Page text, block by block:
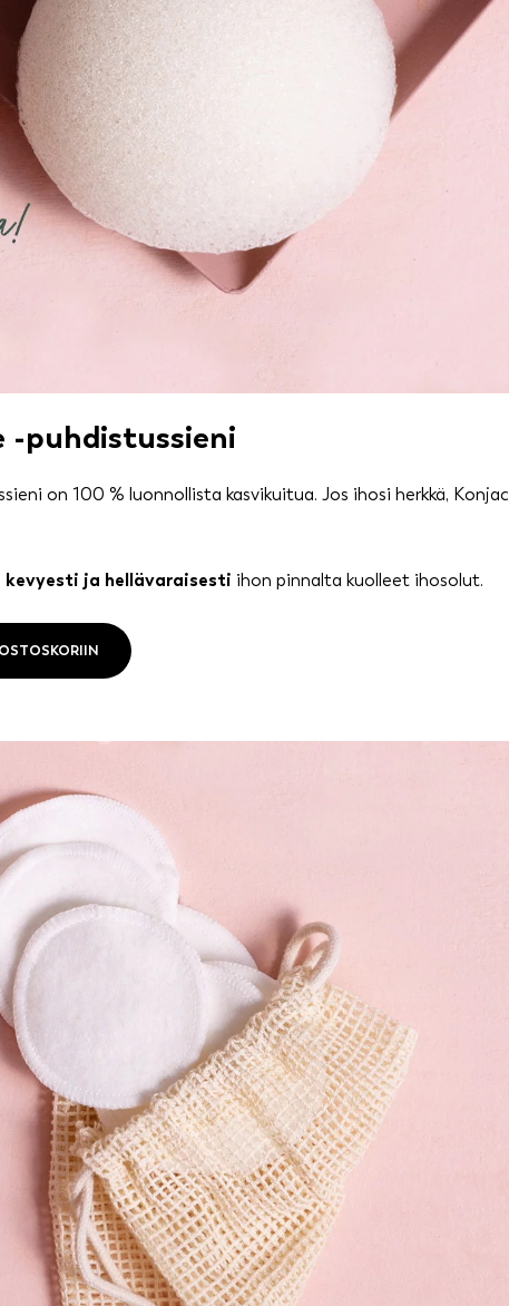
-puhdistussieni
on 100 % luonnollista kasvikuitua. Jos ihosi herkkä, Konjac
ja hellävaraisesti ihon pinnalta kuolleet ihosolut.